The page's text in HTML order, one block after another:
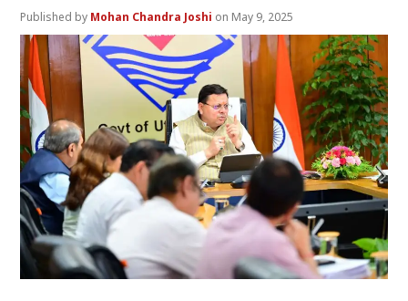
Mohan Chandra Joshi May 9, 2025